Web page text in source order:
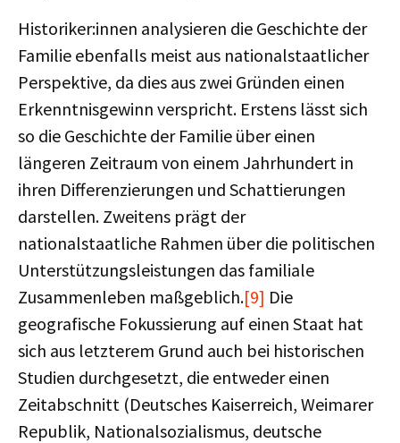
Historiker:innen analysieren die Geschichte der
Familie ebenfalls meist aus nationalstaatlicher
Perspektive, da dies aus zwei Gründen einen
Erkenntnisgewinn verspricht. Erstens lässt sich
so die Geschichte der Familie über einen
längeren Zeitraum von einem Jahrhundert in
ihren Differenzierungen und Schattierungen
darstellen. Zweitens prägt der
nationalstaatliche Rahmen über die politischen
Unterstützungsleistungen das familiale
Zusammenleben maßgeblich.[9] Die
geografische Fokussierung auf einen Staat hat
sich aus letzterem Grund auch bei historischen
Studien durchgesetzt, die entweder einen
Zeitabschnitt (Deutsches Kaiserreich, Weimarer
Republik, Nationalsozialismus, deutsche